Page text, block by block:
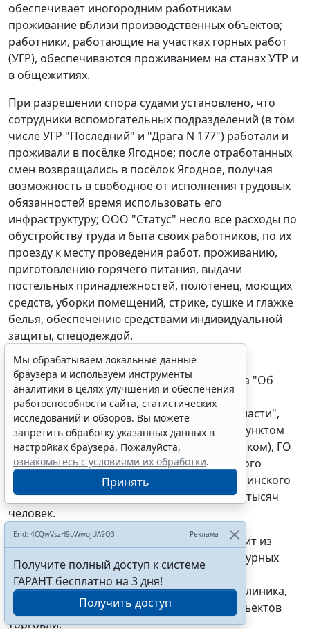
обеспечивает иногородним работникам
проживание вблизи производственных объектов;
работники, работающие на участках горных работ
(УГР), обеспечиваются проживанием на станах УТР и
в общежитиях.
При разрешении спора судами установлено, что
сотрудники вспомогательных подразделений (в том
числе УГР "Последний" и "Драга N 177") работали и
проживали в посёлке Ягодное; после отработанных
смен возвращались в посёлок Ягодное, получая
возможность в свободное от исполнения трудовых
обязанностей время использовать его
инфраструктуру; ООО "Статус" несло все расходы по
обустройству труда и быта своих работников, по их
проезду к месту проведения работ, проживанию,
приготовлению горячего питания, выдачи
постельных принадлежностей, полотенец, моющих
средств, уборки помещений, стрике, сушке и глажке
белья, обеспечению средствами индивидуальной
защиты, спецодеждой.
Согласно постановлению администрации
Магаданской области от 11.04.2013 N 305-па "Об
утверждении реестра административно-
территориальных единиц Магаданской области",
Ягодное является городским населённым пунктом
(посёлком городского типа (рабочим посёлком), ГО
"Ягоднинский городской округ", Ягоднинского
района, административным центром Ягоднинского
района с численностью населения более 4 тысяч
человек.
Инфраструктура названного посёлка состоит из
жилых районов, административных и культурных
объектов, транспортной сети, объектов
социального назначения (больница, поликлиника,
детские образовательные учреждения), объектов
торговли.
Мы обрабатываем локальные данные
браузера и используем инструменты
аналитики в целях улучшения и обеспечения
работоспособности сайта, статистических
исследований и обзоров. Вы можете
запретить обработку указанных данных в
настройках браузера. Пожалуйста,
ознакомьтесь с условиями их обработки.
Принять
Erid: 4CQwVszH9pWwojUA9Q3 Реклама
Получите полный доступ к системе
ГАРАНТ бесплатно на 3 дня!
Получить доступ